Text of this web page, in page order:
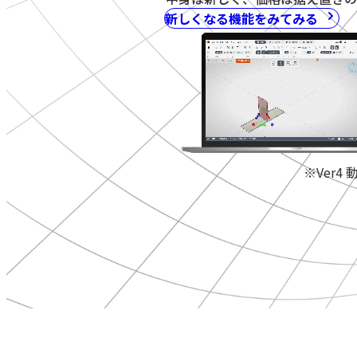
新しくなる機能をみてみる
※Ver4